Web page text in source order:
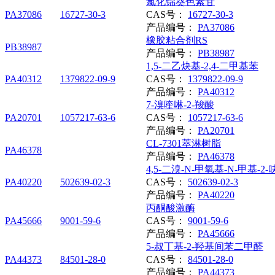
PA37086 16727-30-3
CAS号： 16727-30-3
产品编号： PA37086
PB38987
橡胶粘合剂RS
产品编号： PB38987
PA40312 1379822-09-9
1,5-二乙炔基-2,4-二甲基苯
CAS号： 1379822-09-9
产品编号： PA40312
PA20701 1057217-63-6
7-溴喹啉-2-羧酸
CAS号： 1057217-63-6
产品编号： PA20701
PA46378
CL-7301萃淋树脂
产品编号： PA46378
PA40220 502639-02-3
4,5-二溴-N-甲氧基-N-甲基-2-
CAS号： 502639-02-3
产品编号： PA40220
PA45666 9001-59-6
丙酮酸激酶
CAS号： 9001-59-6
产品编号： PA45666
PA44373 84501-28-0
5-叔丁基-2-羟基间苯二甲醛
CAS号： 84501-28-0
产品编号： PA44373